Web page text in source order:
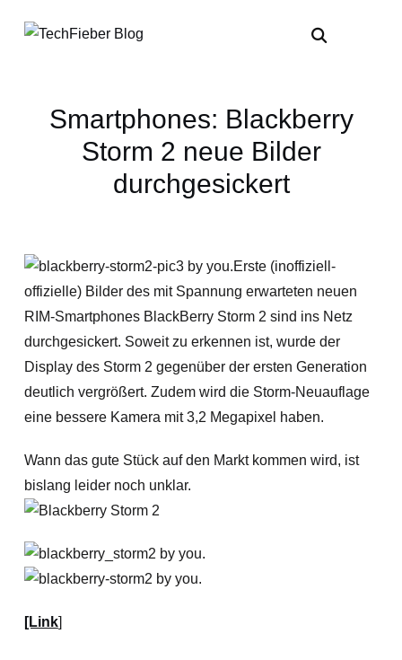
Smartphones: Blackberry
Storm 2 neue Bilder
durchgesickert
Erste (inoffiziell-
offizielle) Bilder des mit Spannung erwarteten neuen
RIM-Smartphones BlackBerry Storm 2 sind ins Netz
durchgesickert. Soweit zu erkennen ist, wurde der
Display des Storm 2 gegenüber der ersten Generation
deutlich vergrößert. Zudem wird die Storm-Neuauflage
eine bessere Kamera mit 3,2 Megapixel haben.
Wann das gute Stück auf den Markt kommen wird, ist
bislang leider noch unklar.
[Link]